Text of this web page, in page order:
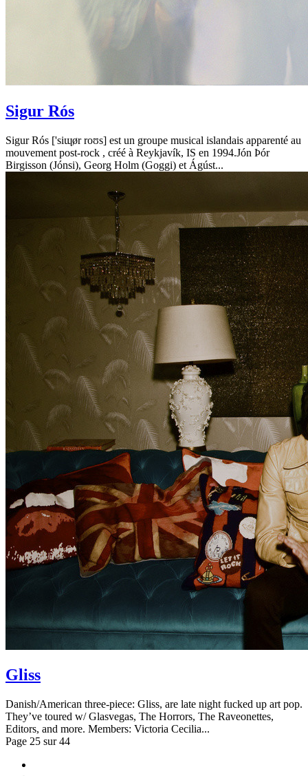
Sigur Rós
Sigur Rós ['siɰør roʊs] est un groupe musical islandais apparenté au
mouvement post-rock , créé à Reykjavík, IS en 1994.Jón Þór
Birgisson (Jónsi), Georg Holm (Goggi) et Ágúst...
Gliss
Danish/American three-piece: Gliss, are late night fucked up art pop.
They’ve toured w/ Glasvegas, The Horrors, The Raveonettes,
Editors, and more. Members: Victoria Cecilia...
Page 25 sur 44